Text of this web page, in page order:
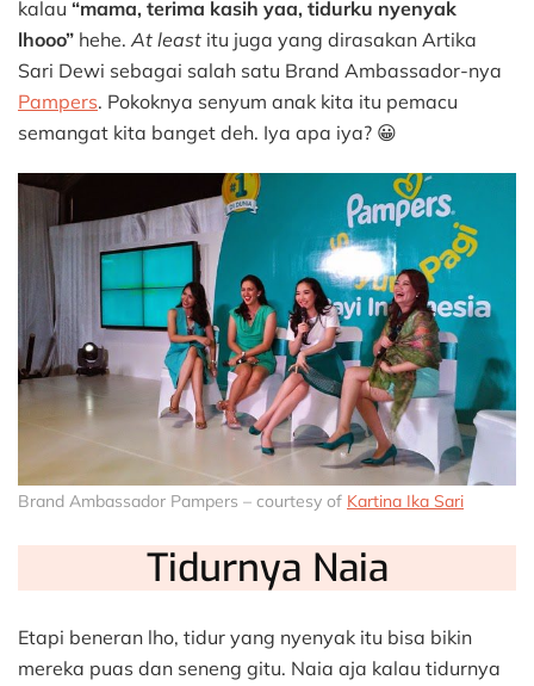
kalau “mama, terima kasih yaa, tidurku nyenyak
lhooo” hehe. At least itu juga yang dirasakan Artika
Sari Dewi sebagai salah satu Brand Ambassador-nya
Pampers. Pokoknya senyum anak kita itu pemacu
semangat kita banget deh. Iya apa iya? 😀
Brand Ambassador Pampers – courtesy of Kartina Ika Sari
Tidurnya Naia
Etapi beneran lho, tidur yang nyenyak itu bisa bikin
mereka puas dan seneng gitu. Naia aja kalau tidurnya